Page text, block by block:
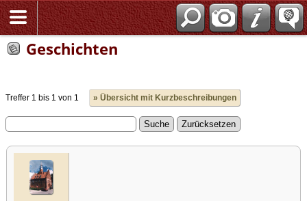
Geschichten
Treffer 1 bis 1 von 1 » Übersicht mit Kurzbeschreibungen